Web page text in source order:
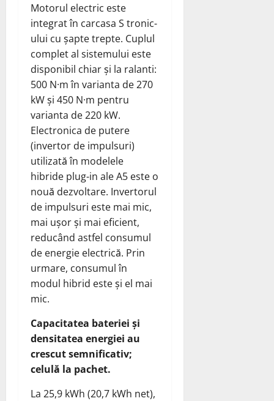
Motorul electric este
integrat în carcasa S tronic-
ului cu șapte trepte. Cuplul
complet al sistemului este
disponibil chiar și la ralanti:
500 N·m în varianta de 270
kW și 450 N·m pentru
varianta de 220 kW.
Electronica de putere
(invertor de impulsuri)
utilizată în modelele
hibride plug-in ale A5 este o
nouă dezvoltare. Invertorul
de impulsuri este mai mic,
mai ușor și mai eficient,
reducând astfel consumul
de energie electrică. Prin
urmare, consumul în
modul hibrid este și el mai
mic.
Capacitatea bateriei și
densitatea energiei au
crescut semnificativ;
celulă la pachet.
La 25,9 kWh (20,7 kWh net),